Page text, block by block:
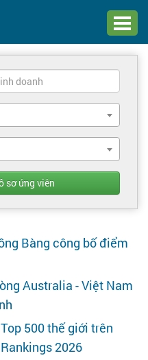
sơ ứng viên
Bàng công bố điểm
Australia - Việt Nam
500 thế giới trên
2026